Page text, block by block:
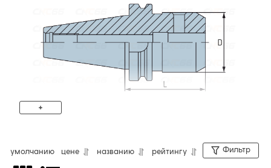
Патрон BT30 предназначен для крепления
+
умолчанию цене названию рейтингу Фильтр